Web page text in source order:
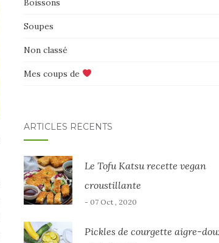
Boissons
Soupes
Non classé
Mes coups de
ARTICLES RÉCENTS
Le Tofu Katsu recette vegan
croustillante
- 07 Oct , 2020
Pickles de courgette aigre-